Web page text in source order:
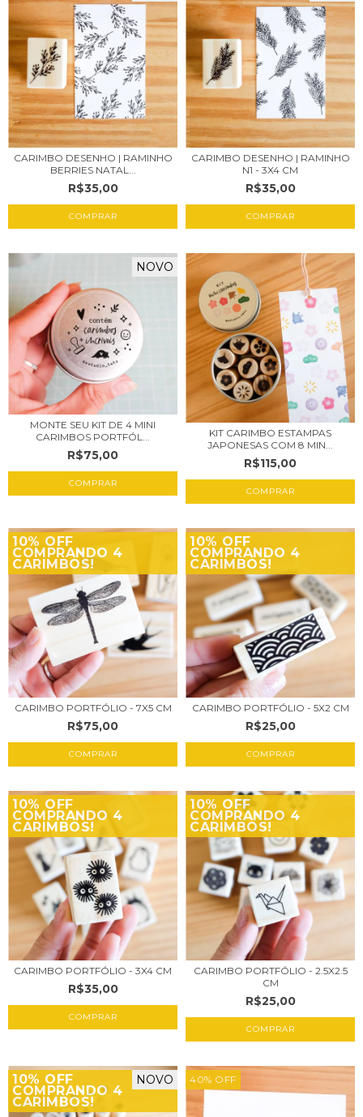
CARIMBO DESENHO | RAMINHO
BERRIES NATAL...
R$35,00
CARIMBO DESENHO | RAMINHO
N1 - 3X4 CM
R$35,00
NOVO
MONTE SEU KIT DE 4 MINI
CARIMBOS PORTFÓL...
R$75,00
KIT CARIMBO ESTAMPAS
JAPONESAS COM 8 MIN...
R$115,00
10% OFF
COMPRANDO 4
CARIMBOS!
CARIMBO PORTFÓLIO - 7X5 CM
R$75,00
COMPRAR
10% OFF
COMPRANDO 4
CARIMBOS!
CARIMBO PORTFÓLIO - 5X2 CM
R$25,00
COMPRAR
10% OFF
COMPRANDO 4
CARIMBOS!
CARIMBO PORTFÓLIO - 3X4 CM
R$35,00
COMPRAR
10% OFF
COMPRANDO 4
CARIMBOS!
CARIMBO PORTFÓLIO - 2.5X2.5
CM
R$25,00
COMPRAR
10% OFF
COMPRANDO 4
CARIMBOS!
NOVO 40% OFF